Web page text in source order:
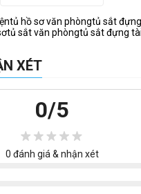
thêm các loạitủ sắt đựng hồ
được bày bán, xin vui lòng
tủ hồ sơ văn phòngtủ sắt
tủ sắt văn phòngtủ sắt đựng
XÉT
0/5
0 đánh giá & nhận xét